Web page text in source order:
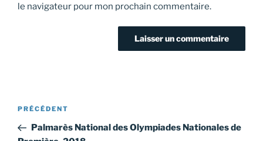
le navigateur pour mon prochain commentaire.
Navigation
l’article
Article
précédent
PRÉCÉDENT
Palmarès National des Olympiades Nationales de